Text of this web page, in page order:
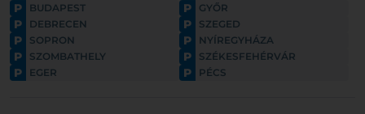
P BUDAPEST P GYŐR
P DEBRECEN P SZEGED
P SOPRON P NYÍREGYHÁZA
P SZOMBATHELY P SZÉKESFEHÉRVÁR
P EGER P PÉCS